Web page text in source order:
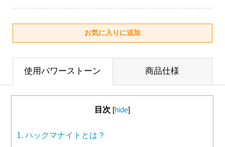
使用パワーストーン 商品仕様
目次 [hide]
1. ハックマナイトとは？